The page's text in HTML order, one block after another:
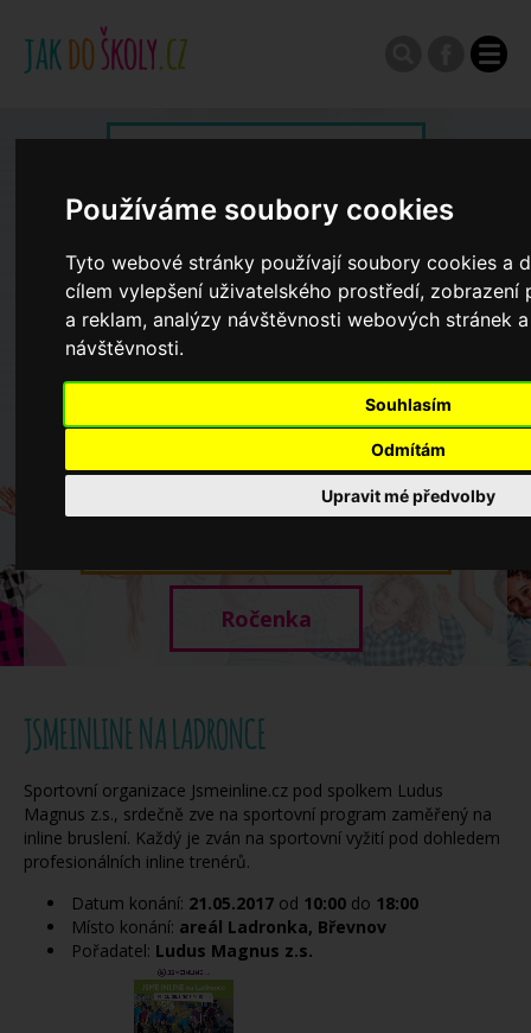
Používáme soubory cookies
Tyto webové stránky používají soubory cookies a
cílem vylepšení uživatelského prostředí, zobrazení
a reklam, analýzy návštěvnosti webových stránek
návštěvnosti.
Souhlasím
Odmítám
Upravit mé předvolby
Výroční zprávy
Spádové oblasti ZŠ
Koncepce školství
Dny otevřených dveří ZŠ
Ročenka
JSMEINLINE NA LADRONCE
Sportovní organizace Jsmeinline.cz pod spolkem Ludus
Magnus z.s., srdečně zve na sportovní program zaměřený na
inline bruslení. Každý je zván na sportovní vyžití pod dohledem
profesionálních inline trenérů.
Datum konání: 21.05.2017 od 10:00 do 18:00
Místo konání: areál Ladronka, Břevnov
Pořadatel: Ludus Magnus z.s.